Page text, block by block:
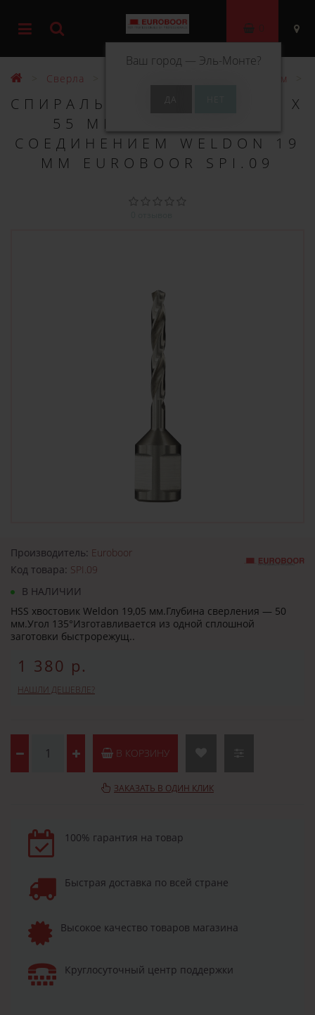
Ваш город — Эль-Монте?
0
Сверла Спиральные свёрла Weldon 55 мм
СПИРАЛЬНОЕ СВЕРЛО 9,0 X
55 ММ ДЛИНОЙ И С
СОЕДИНЕНИЕМ WELDON 19
ММ EUROBOOR SPI.09
Производитель: Euroboor
Код товара: SPI.09
В НАЛИЧИИ
HSS хвостовик Weldon 19,05 мм.Глубина сверления — 50
мм.Угол 135°Изготавливается из одной сплошной
заготовки быстрорежущ..
1 380 р.
НАШЛИ ДЕШЕВЛЕ?
В КОРЗИНУ
ЗАКАЗАТЬ В ОДИН КЛИК
100% гарантия на товар
Быстрая доставка по всей стране
Высокое качество товаров магазина
Круглосуточный центр поддержки